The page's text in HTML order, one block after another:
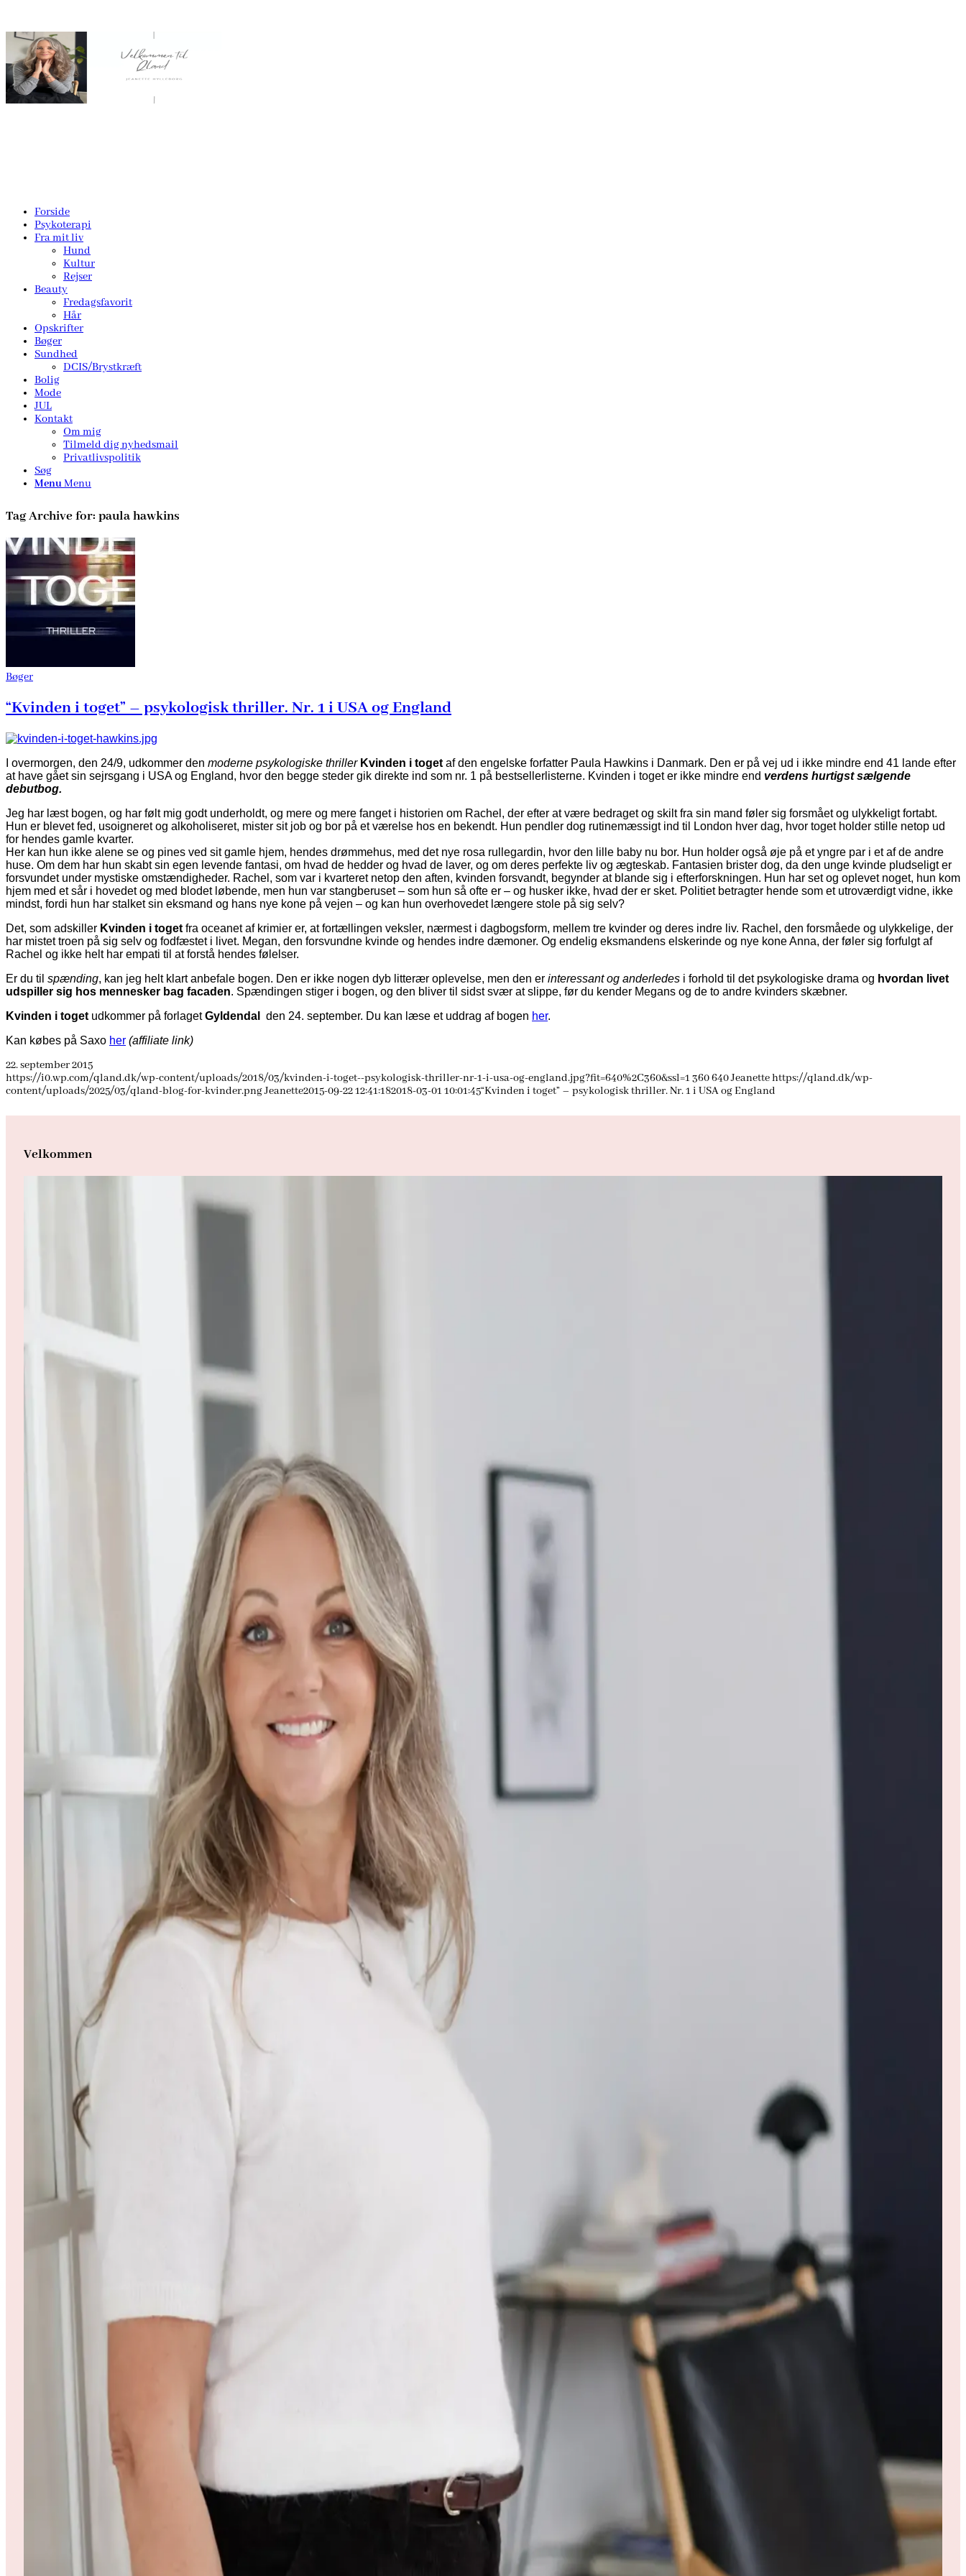
Forside
Psykoterapi
Fra mit liv
Hund
Kultur
Rejser
Beauty
Fredagsfavorit
Hår
Opskrifter
Bøger
Sundhed
DCIS/Brystkræft
Bolig
Mode
JUL
Kontakt
Om mig
Tilmeld dig nyhedsmail
Privatlivspolitik
Søg
MenuMenu
Tag Archive for: paula hawkins
Bøger
“Kvinden i toget” – psykologisk thriller. Nr. 1 i USA og England
I overmorgen, den 24/9, udkommer den moderne psykologiske thriller Kvinden i toget af den engelske forfatter Paula Hawkins i Danmark. Den er på vej ud i ikke mindre end 41 lande efter
at have gået sin sejrsgang i USA og England, hvor den begge steder gik direkte ind som nr. 1 på bestsellerlisterne. Kvinden i toget er ikke mindre end verdens hurtigst sælgende
debutbog.
Jeg har læst bogen, og har følt mig godt underholdt, og mere og mere fanget i historien om Rachel, der efter at være bedraget og skilt fra sin mand føler sig forsmået og ulykkeligt fortabt.
Hun er blevet fed, usoigneret og alkoholiseret, mister sit job og bor på et værelse hos en bekendt. Hun pendler dog rutinemæssigt ind til London hver dag, hvor toget holder stille netop ud
for hendes gamle kvarter.
Her kan hun ikke alene se og pines ved sit gamle hjem, hendes drømmehus, med det nye rosa rullegardin, hvor den lille baby nu bor. Hun holder også øje på et yngre par i et af de andre
huse. Om dem har hun skabt sin egen levende fantasi, om hvad de hedder og hvad de laver, og om deres perfekte liv og ægteskab. Fantasien brister dog, da den unge kvinde pludseligt er
forsvundet under mystiske omstændigheder. Rachel, som var i kvarteret netop den aften, kvinden forsvandt, begynder at blande sig i efterforskningen. Hun har set og oplevet noget, hun kom
hjem med et sår i hovedet og med blodet løbende, men hun var stangberuset – som hun så ofte er – og husker ikke, hvad der er sket. Politiet betragter hende som et utroværdigt vidne, ikke
mindst, fordi hun har stalket sin eksmand og hans nye kone på vejen – og kan hun overhovedet længere stole på sig selv?
Det, som adskiller Kvinden i toget fra oceanet af krimier er, at fortællingen veksler, nærmest i dagbogsform, mellem tre kvinder og deres indre liv. Rachel, den forsmåede og ulykkelige, der
har mistet troen på sig selv og fodfæstet i livet. Megan, den forsvundne kvinde og hendes indre dæmoner. Og endelig eksmandens elskerinde og nye kone Anna, der føler sig forfulgt af
Rachel og ikke helt har empati til at forstå hendes følelser.
Er du til spænding, kan jeg helt klart anbefale bogen. Den er ikke nogen dyb litterær oplevelse, men den er interessant og anderledes i forhold til det psykologiske drama og hvordan livet
udspiller sig hos mennesker bag facaden. Spændingen stiger i bogen, og den bliver til sidst svær at slippe, før du kender Megans og de to andre kvinders skæbner.
Kvinden i toget udkommer på forlagetGyldendal den 24. september. Du kan læse et uddrag af bogen her.
Kan købes på Saxo her (affiliate link)
22. september 2015
https://i0.wp.com/qland.dk/wp-content/uploads/2018/03/kvinden-i-toget--psykologisk-thriller-nr-1-i-usa-og-england.jpg?fit=640%2C360&ssl=1 360640Jeanettehttps://qland.dk/wp-
content/uploads/2025/03/qland-blog-for-kvinder.pngJeanette2015-09-22 12:41:182018-03-01 10:01:45“Kvinden i toget” – psykologisk thriller. Nr. 1 i USA og England
Velkommen